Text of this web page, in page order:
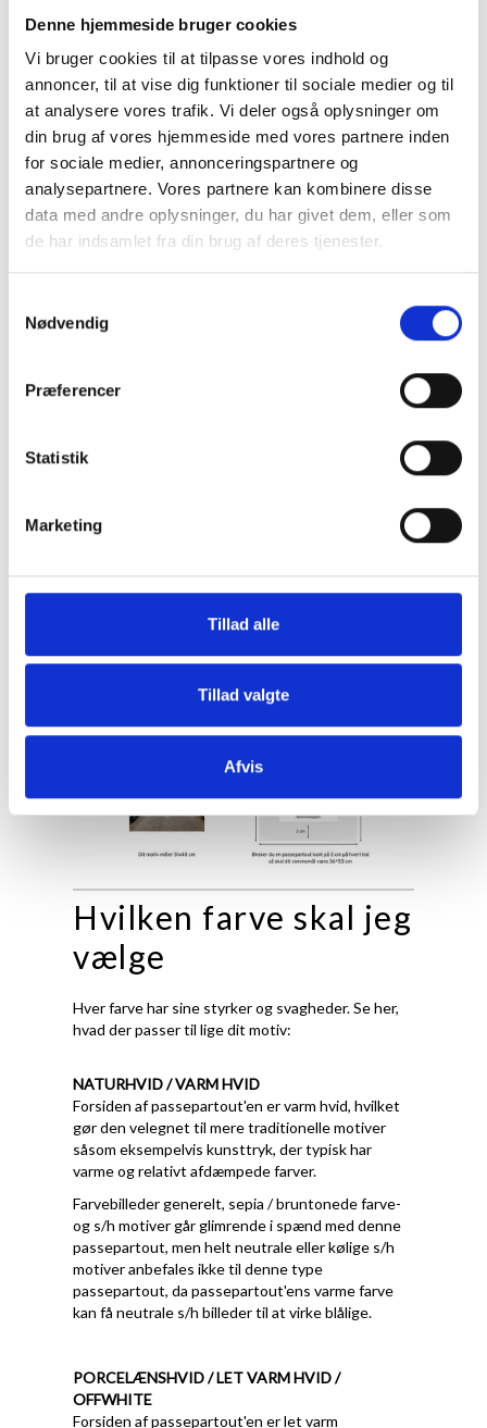
Denne hjemmeside bruger cookies
Vi bruger cookies til at tilpasse vores indhold og
annoncer, til at vise dig funktioner til sociale medier og til
at analysere vores trafik. Vi deler også oplysninger om
din brug af vores hjemmeside med vores partnere inden
for sociale medier, annonceringspartnere og
analysepartnere. Vores partnere kan kombinere disse
data med andre oplysninger, du har givet dem, eller som
de har indsamlet fra din brug af deres tjenester.
Nødvendig
Præferencer
Statistik
Marketing
Tillad alle
Tillad valgte
Afvis
lave hulmålet samme strørrelse som dit motiv, da
hulmålet 1 cm mindre på hvert led, så du har 5 mm
til fastmomtering.
Ved Passepartout i specialmål er det meste
muligt. Du kan både bestille et passepartout med
flere huller, eller få placering præcis hvor du
ønsker. Vi anbefaler at du som minimum laver en
kant på 2 cm og op efter.
Se eksempler herunder.
Hvilken farve skal jeg
vælge
Hver farve har sine styrker og svagheder. Se her,
hvad der passer til lige dit motiv:
NATURHVID / VARM HVID
Forsiden af passepartout'en er varm hvid, hvilket
gør den velegnet til mere traditionelle motiver
såsom eksempelvis kunsttryk, der typisk har
varme og relativt afdæmpede farver.
Farvebilleder generelt, sepia / bruntonede farve-
og s/h motiver går glimrende i spænd med denne
passepartout, men helt neutrale eller kølige s/h
motiver anbefales ikke til denne type
passepartout, da passepartout'ens varme farve
kan få neutrale s/h billeder til at virke blålige.
PORCELÆNSHVID / LET VARM HVID /
OFFWHITE
Forsiden af passepartout'en er let varm